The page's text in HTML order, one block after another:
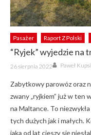
Pasażer Raport Z Polski
“Ryjek” wyjedzie na
Posted
on
26 sierpnia 2022 Author
Paweł
Zabytkowy parowóz oraz
zwany „ryjkiem” już w ten
na Maltance. To
tych dużych jak i małych.
jaka od lat cieszy się